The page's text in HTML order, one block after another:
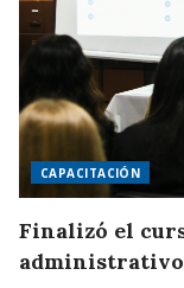
CAPACITACIÓN
Finalizó el
administrativo